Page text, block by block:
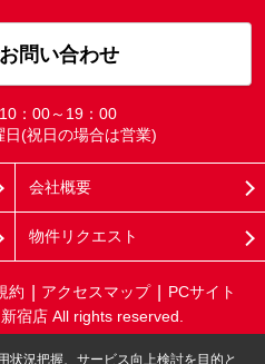
問い合わせ
10：00～19：00
日(祝日の場合は営業)
会社概要
物件リクエスト
約 アクセスマップ
PCサイト
宿店 All rights reserved.
状況把握、サービス向上検討を目的と